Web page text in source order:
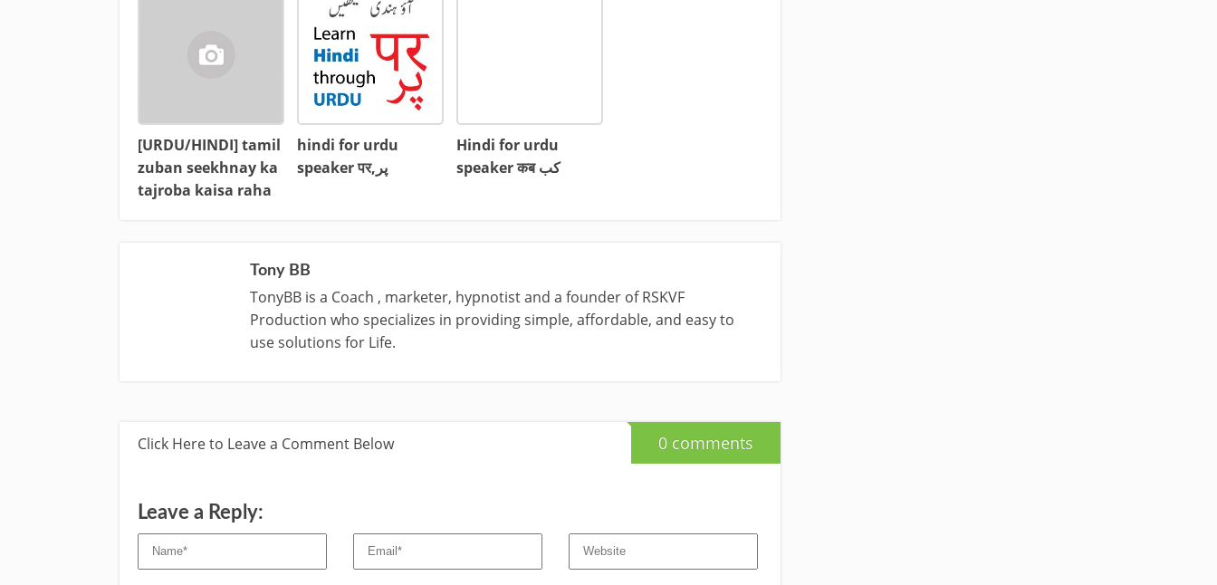
[URDU/HINDI] tamil
zuban seekhnay ka
tajroba kaisa raha
hindi for urdu
speaker पर,پر
Hindi for urdu
speaker कब کب
Tony BB
TonyBB is a Coach , marketer, hypnotist and a founder of RSKVF
Production who specializes in providing simple, affordable, and easy to
use solutions for Life.
Click Here to Leave a Comment Below 0 comments
Leave a Reply: